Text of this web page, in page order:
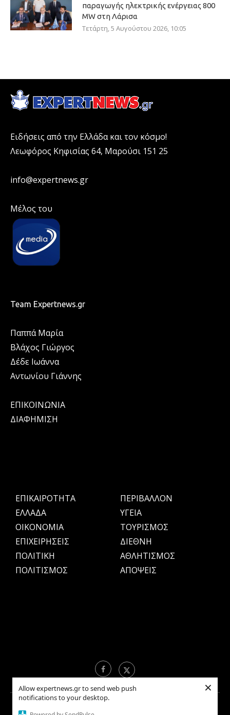
Allow expertnews.gr to send web push
notifications to your desktop.
×
παραγωγής ηλεκτρικής ενέργειας 800
ΜW στη Λάρισα
Τετάρτη, 5 Αυγούστου 2026, 10:05
Ειδήσεις από την Ελλάδα και τον κόσμο!
Λεωφόρος Κηφισίας 64, Μαρούσι 151 25
info@expertnews.gr
Μέλος του
Team Expertnews.gr
Παππά Μαρία
Βλάχος Γιώργος
Δέδε Ιωάννα
Αντωνίου Γιάννης
ΕΠΙΚΟΙΝΩΝΙΑ
ΔΙΑΦΗΜΙΣΗ
ΕΠΙΚΑΙΡΟΤΗΤΑ
ΕΛΛΑΔΑ
OIKONOMIA
ΕΠΙΧΕΙΡΗΣΕΙΣ
ΠΟΛΙΤΙΚΗ
ΠΟΛΙΤΙΣΜΟΣ
ΠΕΡΙΒΑΛΛΟΝ
ΥΓΕΙΑ
ΤΟΥΡΙΣΜΟΣ
ΔΙΕΘΝΗ
ΑΘΛΗΤΙΣΜΟΣ
ΑΠΟΨΕΙΣ